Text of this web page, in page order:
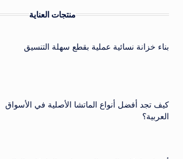
منتجات العناية
بناء خزانة نسائية عملية بقطع سهلة التنسيق
كيف تجد أفضل أنواع الماتشا الأصلية في الأسواق
العربية؟